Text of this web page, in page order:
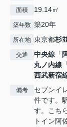
面積 19.14㎡
築年数 築20年
所在地 東京都杉
交通 中央線 「
丸ノ内線
西武新宿
備考
セブンイ
件です。
す。こち
トイン阿